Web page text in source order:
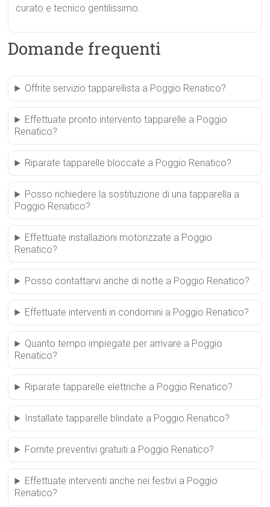
curato e tecnico gentilissimo.
Domande frequenti
Offrite servizio tapparellista a Poggio Renatico?
Effettuate pronto intervento tapparelle a Poggio
Renatico?
Riparate tapparelle bloccate a Poggio Renatico?
Posso richiedere la sostituzione di una tapparella a
Poggio Renatico?
Effettuate installazioni motorizzate a Poggio
Renatico?
Posso contattarvi anche di notte a Poggio Renatico?
Effettuate interventi in condomini a Poggio Renatico?
Quanto tempo impiegate per arrivare a Poggio
Renatico?
Riparate tapparelle elettriche a Poggio Renatico?
Installate tapparelle blindate a Poggio Renatico?
Fornite preventivi gratuiti a Poggio Renatico?
Effettuate interventi anche nei festivi a Poggio
Renatico?